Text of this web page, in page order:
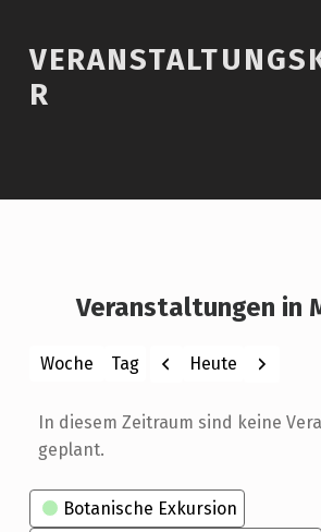
R
Veranstaltungen in
Woche Tag
Monat
Jahr
Zurück
Heute Weiter
In diesem Zeitraum sind keine
geplant.
Kategorien
Botanische Exkursion